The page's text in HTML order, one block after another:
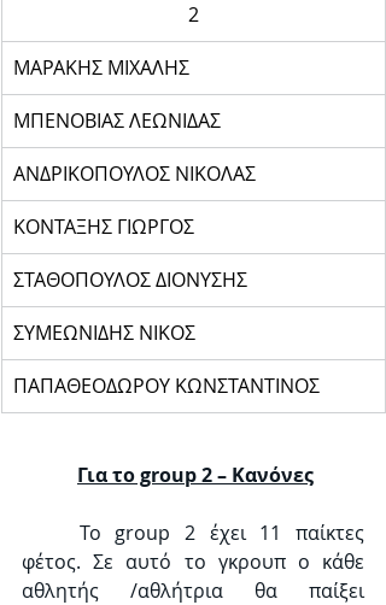
2
ΜΑΡΑΚΗΣ ΜΙΧΑΛΗΣ
ΜΠΕΝΟΒΙΑΣ ΛΕΩΝΙΔΑΣ
ΑΝΔΡΙΚΟΠΟΥΛΟΣ ΝΙΚΟΛΑΣ
ΚΟΝΤΑΞΗΣ ΓΙΩΡΓΟΣ
ΣΤΑΘΟΠΟΥΛΟΣ ΔΙΟΝΥΣΗΣ
ΣΥΜΕΩΝΙΔΗΣ ΝΙΚΟΣ
ΠΑΠΑΘΕΟΔΩΡΟΥ ΚΩΝΣΤΑΝΤΙΝΟΣ
Για το group 2 – Κανόνες
φέτος. Σε αυτό το γκρουπ ο κάθε
αθλητής /αθλήτρια θα παίξει